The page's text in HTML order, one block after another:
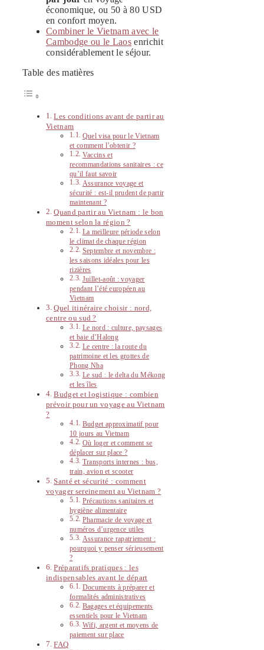
économique, ou 50 à 80 USD
en confort moyen.
Combiner le Vietnam avec le
Cambodge ou le Laos enrichit
considérablement le séjour.
Table des matières
Les conditions avant de partir au
Vietnam
Quel visa pour le Vietnam
et comment l’obtenir ?
Vaccins et
recommandations sanitaires : ce
qu’il faut savoir
Assurance voyage et
sécurité : est-il prudent de partir
maintenant ?
Quand partir au Vietnam : le bon
moment selon la région ?
La meilleure période selon
le climat de chaque région
Septembre et novembre :
les saisons idéales pour les
rizières
Juillet-août : voyager
pendant l’été européen au
Vietnam
Quel itinéraire choisir : nord,
centre ou sud ?
Le nord : culture, paysages
et baie d’Halong
Le centre : la route du
patrimoine et les grottes de
Phong Nha
Le sud : le delta du Mékong
et les îles
Budget et logistique : combien
prévoir pour un voyage au Vietnam
?
Budget approximatif pour
10 jours au Vietnam
Où loger et comment se
déplacer sur place ?
Transports internes : bus,
train, avion et scooter
Santé et sécurité : comment
voyager sereinement au Vietnam ?
Précautions sanitaires et
hygiène alimentaire
Pharmacie de voyage et
numéros d’urgence utiles
Assurance rapatriement :
pourquoi y penser sérieusement
?
Préparatifs pratiques : les
indispensables avant le départ
Documents à préparer et
formalités administratives
Bagages et équipements
essentiels pour le Vietnam
Wifi, argent et moyens de
paiement sur place
FAQ